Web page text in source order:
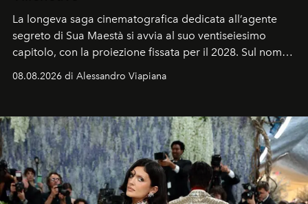
La longeva saga cinematografica dedicata all’agente
segreto di Sua Maestà si avvia al suo ventiseiesimo
capitolo, con la proiezione fissata per il 2028. Sul nome
dell’attore chiamato a raccogliere l’eredità di Daniel
Craig, però, regna ancora il più assoluto riserbo.
08.08.2026 di Alessandro Viapiana